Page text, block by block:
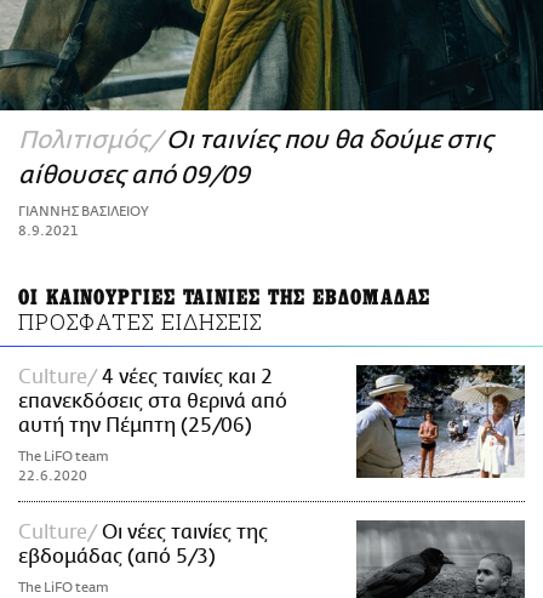
ΑΜΠΑ
PRINT
Πολιτισμός Οι ταινίες που θα δούμε στις
αίθουσες από 09/09
ΓΙΑΝΝΗΣ ΒΑΣΙΛΕΙΟΥ
8.9.2021
ΟΙ ΚΑΙΝΟΥΡΓΙΕΣ ΤΑΙΝΙΕΣ ΤΗΣ ΕΒΔΟΜΑΔΑΣ
ΠΡΟΣΦΑΤΕΣ ΕΙΔΗΣΕΙΣ
Culture
4 νέες ταινίες και 2
επανεκδόσεις στα θερινά από
αυτή την Πέμπτη (25/06)
The LiFO team
22.6.2020
Culture
Οι νέες ταινίες της
εβδομάδας (από 5/3)
The LiFO team